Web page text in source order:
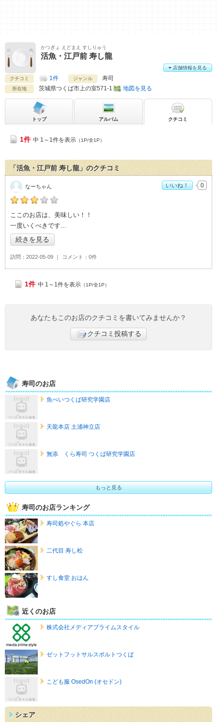
かつぎょ えどまえ すしりゅう
活魚・江戸前 寿し龍
クチコミ 1件 ジャンル 寿司
所在地 茨城県つくば市上の室571-1 地図を見る
店舗情報を見る
トップ アルバム クチコミ
1件 中 1～1件を表示 （1P/全1P）
「活魚・江戸前 寿し龍」のクチコミ
なーちゃんの「活魚・江戸前 寿し龍>」おすすめ度：
ここのお店は、美味しい！！
一度いくべきです
続きを見る
訪問 2022-05-09 コメント 0件
なーちゃん いいね！ 0
1件 中 1～1件を表示 （1P/全1P）
あなたもこのお店のクチコミを書いてみませんか？
クチコミ投稿する
寿司のお店
魚べいつくば研究学園店
天龍本店 土浦神立店
無添 くら寿司 つくば研究学園店
もっと見る
寿司のお店ランキング
寿司処やぐら 本店
二代目 寿し松
すし食堂 おはん
近くのお店
株式会社メディアプライムスタイル
ゼットフットサルスポルトつくば
こども服 OsedOn (オセドン)
シェア